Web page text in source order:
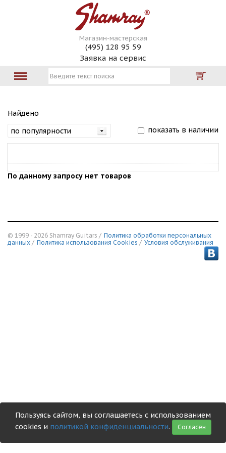
Магазин-мастерская
(495) 128 95 59
Заявка на сервис
Найдено
показать в наличии
По данному запросу нет товаров
© 1999 - 2026 Shamray Guitars / Политика обработки персональных
данных / Политика использования Сookies / Условия обслуживания
Пользуясь сайтом, вы соглашаетесь с использованием
cookies и политикой конфиденциальности. Согласен